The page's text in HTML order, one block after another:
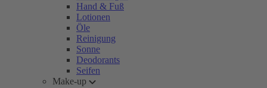
Hand & Fuß
Lotionen
Öle
Reinigung
Sonne
Deodorants
Seifen
Make-up